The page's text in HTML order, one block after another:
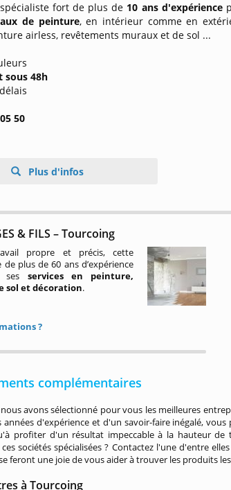
fort de plus de 10 ans d'expérience
de peinture, en intérieur comme en
airless, revêtements muraux et de sol ...
sous 48h
50
Plus d'infos
& FILS – Tourcoing
propre et précis, cette
plus de 60 ans d’expérience
ses services en peinture,
sol et décoration.
?
complémentaires
avons sélectionné pour vous les meilleures
années d'expérience et d'un savoir-faire inégalé,
profiter d'un résultat impeccable à la hauteur
sociétés spécialisées ? Contactez l'une d'entre
feront une joie de vous aider à trouver les produits
à Tourcoing